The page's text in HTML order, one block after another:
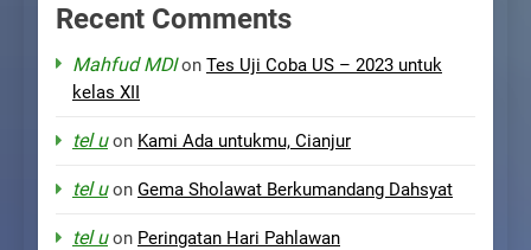
Recent Comments
Mahfud MDIon Tes Uji Coba US – 2023 untuk
kelas XII
tel uon Kami Ada untukmu, Cianjur
tel uon Gema Sholawat Berkumandang Dahsyat
tel uon Peringatan Hari Pahlawan